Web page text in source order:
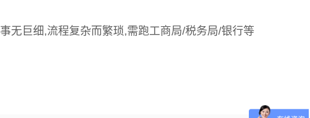
事无巨细,流程复杂而繁琐,需跑工商局/税务局/银行等